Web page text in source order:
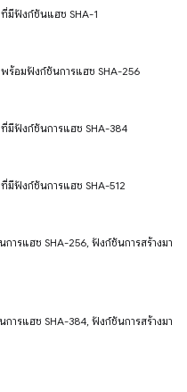
ที่มีฟังก์ชันแฮช SHA-1
พร้อมฟังก์ชันการแฮช SHA-256
ที่มีฟังก์ชันการแฮช SHA-384
ที่มีฟังก์ชันการแฮช SHA-512
การแฮช SHA-256, ฟังก์ชันการสร้างมา
การแฮช SHA-384, ฟังก์ชันการสร้างมา